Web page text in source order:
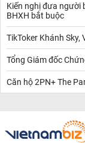
Kiến nghị đưa người
BHXH bắt buộc
TikToker Khánh Sky,
Tổng Giám đốc
Căn hộ 2PN+ The